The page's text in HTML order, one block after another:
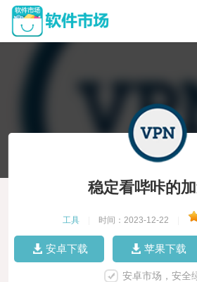
稳定看哔咔的
工具 时间：2023-12-22
安卓下载 苹果下载
安卓市场，安全